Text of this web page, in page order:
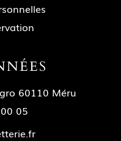
60110 Méru
05